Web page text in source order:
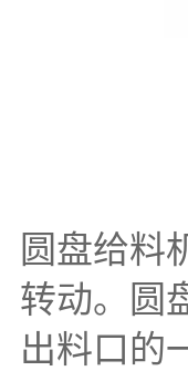
圆盘给料
转动。圆
出料口的